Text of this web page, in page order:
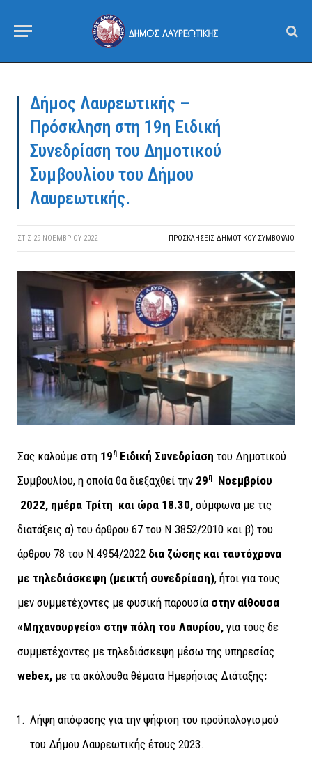
Δήμος Λαυρεωτικής –
Πρόσκληση στη 19η Ειδική
Συνεδρίαση του Δημοτικού
Συμβουλίου του Δήμου
Λαυρεωτικής.
ΣΤΙΣ 29 ΝΟΕΜΒΡΊΟΥ 2022 ΠΡΟΣΚΛΉΣΕΙΣ ΔΗΜΟΤΙΚΟΎ ΣΥΜΒΟΎΛΙΟ
Σας καλούμε στη 19η Ειδική Συνεδρίαση του Δημοτικού
Συμβουλίου, η οποία θα διεξαχθεί την 29η
Νοεμβρίου
2022, ημέρα Τρίτη και ώρα 18.30, σύμφωνα με τις
διατάξεις α) του άρθρου 67 του Ν.3852/2010 και β) του
άρθρου 78 του Ν.4954/2022 δια ζώσης και ταυτόχρονα
με τηλεδιάσκεψη (μεικτή συνεδρίαση), ήτοι για τους
μεν συμμετέχοντες με φυσική παρουσία στην αίθουσα
«Μηχανουργείο» στην πόλη του Λαυρίου, για τους δε
συμμετέχοντες με τηλεδιάσκεψη μέσω της υπηρεσίας
webex, με τα ακόλουθα θέματα Ημερήσιας Διάταξης:
Λήψη απόφασης για την ψήφιση του προϋπολογισμού
του Δήμου Λαυρεωτικής έτους 2023.